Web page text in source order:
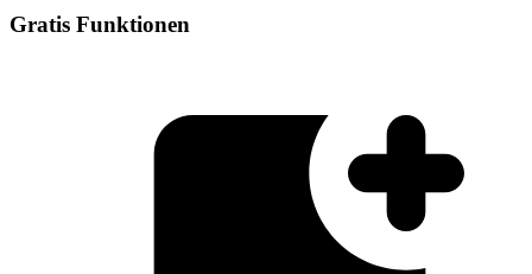
Gratis Funktionen